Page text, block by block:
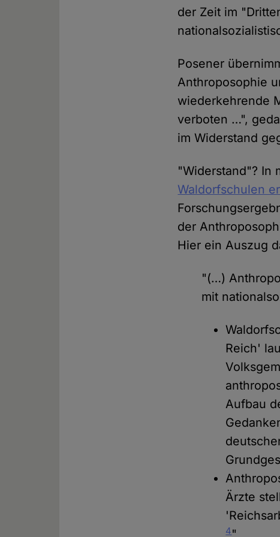
der Zeit im
Posener
Anthroposophie
wiederkehrende
verboten …",
im Widerstand
"Widerstand"? In
Waldorfschulen
der
Hier ein Auszug
"(…)
mit
Reich'
Aufbau
Ärzte
4